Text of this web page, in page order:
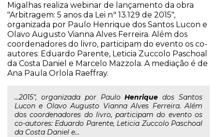
Migalhas realiza webinar de lançamento da obra
"Arbitragem: 5 anos da Lei nª 13.129 de 2015",
organizada por Paulo Henrique dos Santos Lucon e
Olavo Augusto Vianna Alves Ferreira. Além dos
coordenadores do livro, participam do evento os co-
autores: Eduardo Parente, Leticia Zuccolo Paschoal
da Costa Daniel e Marcelo Mazzola. A mediação é de
Ana Paula Orlola Raeffray.
...2015", organizada por PauloHenrique dos Santos
Lucon e Olavo Augusto Vianna Alves Ferreira. Além
dos coordenadores do livro, participam do evento os
co-autores: Eduardo Parente, Leticia Zuccolo Paschoal
da Costa Daniel e...